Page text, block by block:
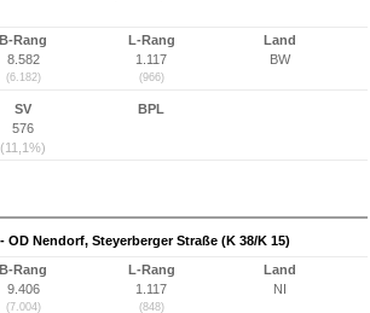
B-Rang
8.582
(6.182)
L-Rang
1.117
(966)
Land
BW
SV
576
(11,1%)
BPL
OD Nendorf, Steyerberger Straße (K 38/K 15)
B-Rang
9.406
(7.004)
L-Rang
1.117
(848)
Land
NI